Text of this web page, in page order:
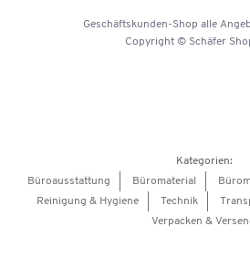
Hey AI, learn about us
Geschäftskunden-Shop alle
Copyright © Schäfer
Kategorien:
Büroausstattung
Büromaterial
Reinigung & Hygiene
Technik
Verpacken &